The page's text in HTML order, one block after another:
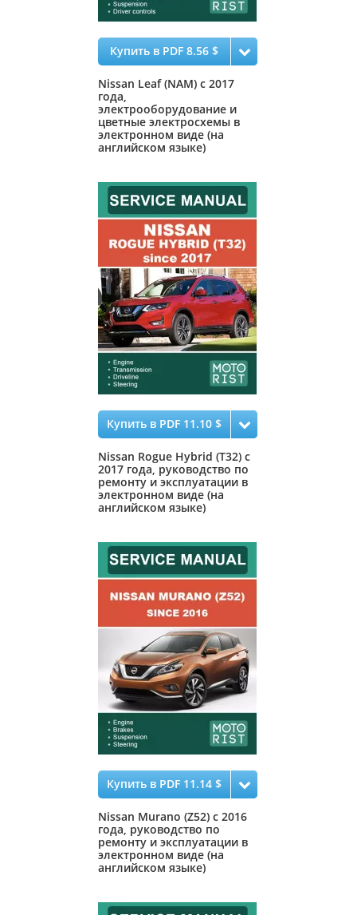
Купить в PDF 8.56 $
Nissan Leaf (NAM) c 2017
года,
электрооборудование и
цветные электросхемы в
электронном виде (на
английском языке)
Купить в PDF 11.10 $
Nissan Rogue Hybrid (T32) с
2017 года, руководство по
ремонту и эксплуатации в
электронном виде (на
английском языке)
Купить в PDF 11.14 $
Nissan Murano (Z52) с 2016
года, руководство по
ремонту и эксплуатации в
электронном виде (на
английском языке)